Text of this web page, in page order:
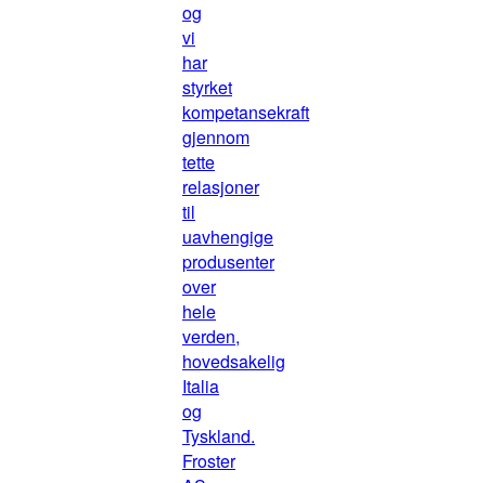
og
vi
har
styrket
kompetansekraft
gjennom
tette
relasjoner
til
uavhengige
produsenter
over
hele
verden,
hovedsakelig
Italia
og
Tyskland.
Froster